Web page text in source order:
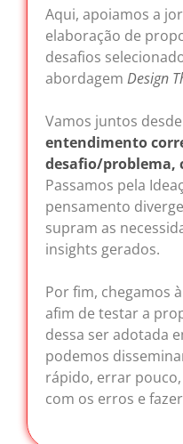
Aqui, apoiamos a
elaboração de
desafios
abordagem Design
Vamos juntos
entendimento
desafio/problema,
Passamos pela
pensamento
supram as
insights gerados.
Por fim, chegamos
afim de testar a
dessa ser adotada
podemos
rápido, errar
com os erros e